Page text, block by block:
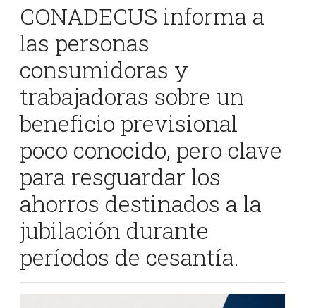
CONADECUS informa a
las personas
consumidoras y
trabajadoras sobre un
beneficio previsional
poco conocido, pero clave
para resguardar los
ahorros destinados a la
jubilación durante
períodos de cesantía.